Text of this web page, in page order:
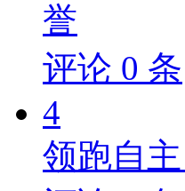
誉
评论 0 条
4
领跑自